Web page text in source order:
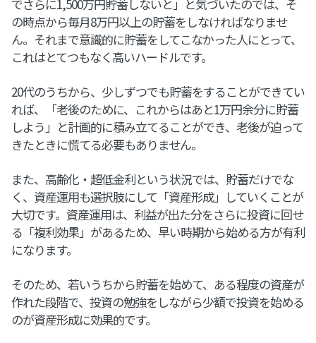
でさらに1,500万円貯蓄しないと」と気づいたのでは、そ
の時点から毎月8万円以上の貯蓄をしなければなりませ
ん。それまで意識的に貯蓄をしてこなかった人にとって、
これはとてつもなく高いハードルです。
20代のうちから、少しずつでも貯蓄をすることができてい
れば、「老後のために、これからはあと1万円余分に貯蓄
しよう」と計画的に積み立てることができ、老後が迫って
きたときに慌てる必要もありません。
また、高齢化・超低金利という状況では、貯蓄だけでな
く、資産運用も選択肢にして「資産形成」していくことが
大切です。資産運用は、利益が出た分をさらに投資に回せ
る「複利効果」があるため、早い時期から始める方が有利
になります。
そのため、若いうちから貯蓄を始めて、ある程度の資産が
作れた段階で、投資の勉強をしながら少額で投資を始める
のが資産形成に効果的です。